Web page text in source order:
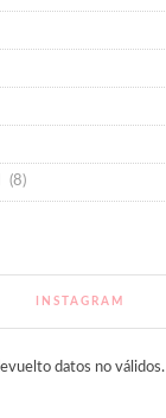
(8)
INSTAGRAM
datos no válidos.